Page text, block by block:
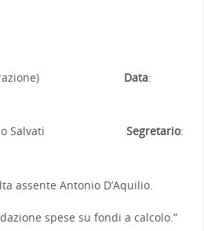
Data:
Salvati Segretario:
assente Antonio D’Aquilio.
spese su fondi a calcolo.”